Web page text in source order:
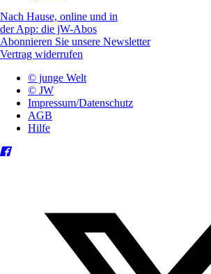
Nach Hause, online und in
der App: die jW-Abos
Abonnieren Sie unsere Newsletter
Vertrag widerrufen
© junge Welt
© JW
Impressum/Datenschutz
AGB
Hilfe